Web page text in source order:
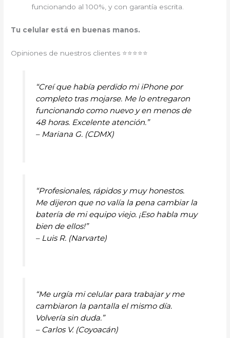
funcionando al 100%, y con garantía escrita.
Tu celular está en buenas manos.
Opiniones de nuestros clientes ⭐⭐⭐⭐⭐
“Creí que había perdido mi iPhone por
completo tras mojarse. Me lo entregaron
funcionando como nuevo y en menos de
48 horas. Excelente atención.”
– Mariana G. (CDMX)
“Profesionales, rápidos y muy honestos.
Me dijeron que no valía la pena cambiar la
batería de mi equipo viejo. ¡Eso habla muy
bien de ellos!”
– Luis R. (Narvarte)
“Me urgía mi celular para trabajar y me
cambiaron la pantalla el mismo día.
Volvería sin duda.”
– Carlos V. (Coyoacán)